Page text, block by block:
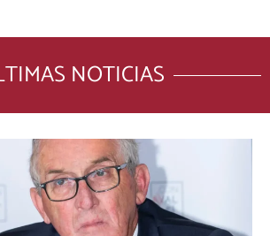
NOTICIAS